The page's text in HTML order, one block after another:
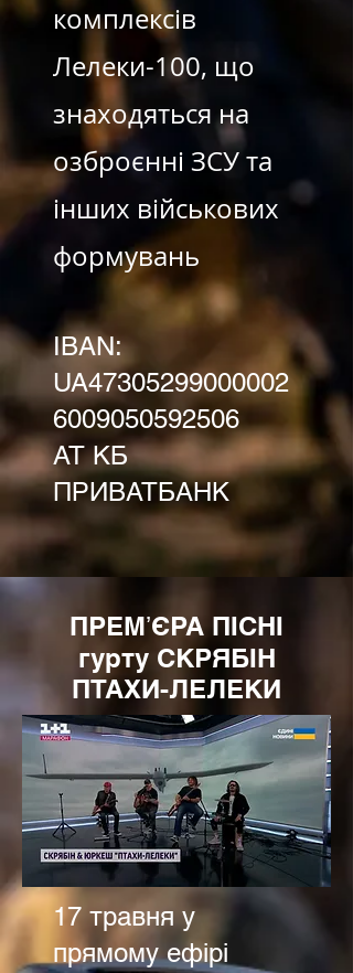
комплексів
Лелеки-100, що
знаходяться на
озброєнні ЗСУ та
інших військових
формувань
IBAN:
UA47305299000002
6009050592506
АТ КБ
ПРИВАТБАНК​
ПРЕМʼЄРА ПІСНІ
гурту СКРЯБІН
ПТАХИ-ЛЕЛЕКИ
17 травня у
прямому ефірі